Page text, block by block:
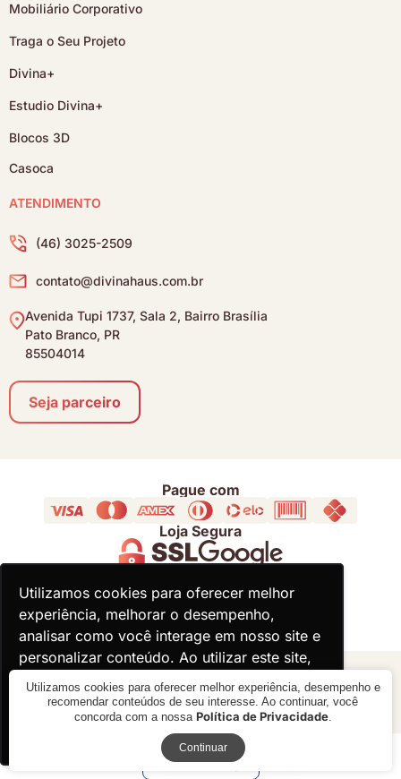
Utilizamos cookies para oferecer melhor
experiência, melhorar o desempenho,
analisar como você interage em nosso site e
personalizar conteúdo. Ao utilizar este site,
você concorda com o uso de cookies.
Utilizamos cookies para oferecer melhor
experiência, melhorar o desempenho,
analisar como você interage em nosso site e
personalizar conteúdo. Ao utilizar este site,
você concorda com o uso de cookies.
Receba novidades
Mobiliário Corporativo
Traga o Seu Projeto
Divina+
Estudio Divina+
Blocos 3D
Casoca
ATENDIMENTO
(46) 3025-2509
contato@divinahaus.com.br
Avenida Tupi 1737, Sala 2, Bairro Brasília
Pato Branco, PR
85504014
Seja parceiro
Pague com
Loja Segura
Acompanhe
© 2000 - 2026 - Divina Haus - CNPJ: 18.930.821/0001-92
Utilizamos cookies para oferecer melhor experiência, desempenho e
recomendar conteúdos de seu interesse. Ao continuar, você
concorda com a nossa Política de Privacidade.
Continuar
Verificada por